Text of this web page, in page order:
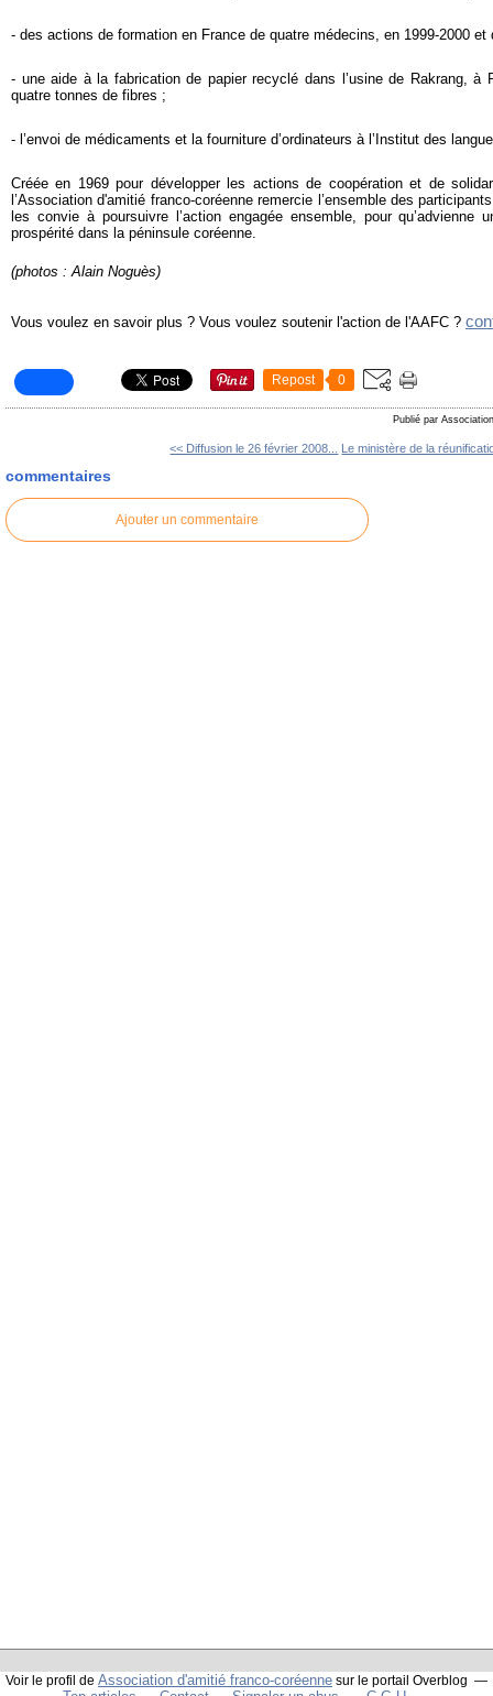
- des actions de formation en France de quatre médecins, en 1999-2000 et
- une aide à la fabrication de papier recyclé dans l’usine de Rakrang, à
quatre tonnes de fibres ;
- l’envoi de médicaments et la fourniture d’ordinateurs à l’Institut des
Créée en 1969 pour développer les actions de coopération et de
l’Association d'amitié franco-coréenne remercie l’ensemble des
les convie à poursuivre l’action engagée ensemble, pour
prospérité dans la péninsule coréenne.
(photos : Alain Noguès)
Vous voulez en savoir plus ? Vous voulez soutenir l'action de l'AAFC ?
Repost 0
Publié par
<< Diffusion le 26 février 2008... Le ministère de la
commentaires
Ajouter un commentaire
Voir le profil de Association d'amitié franco-coréenne sur le portail Overblog